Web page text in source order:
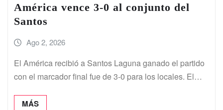
América vence 3-0 al conjunto del
Santos
Ago 2, 2026
El América recibió a Santos Laguna ganado el partido
con el marcador final fue de 3-0 para los locales. El…
MÁS